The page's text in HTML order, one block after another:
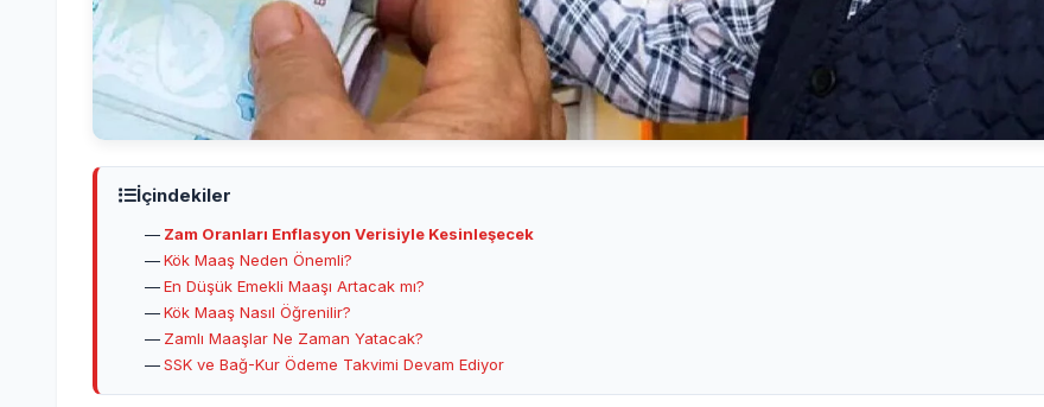
İçindekiler
Zam Oranları Enflasyon Verisiyle Kesinleşecek
Kök Maaş Neden Önemli?
En Düşük Emekli Maaşı Artacak mı?
Kök Maaş Nasıl Öğrenilir?
Zamlı Maaşlar Ne Zaman Yatacak?
SSK ve Bağ-Kur Ödeme Takvimi Devam Ediyor